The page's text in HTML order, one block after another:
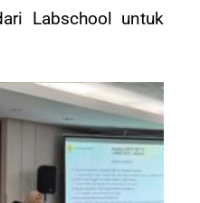
Labschool untuk